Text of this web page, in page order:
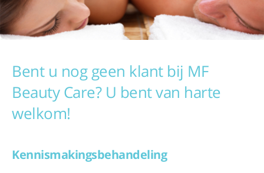
Bent u nog geen klant bij MF
Beauty Care? U bent van harte
welkom!
Kennismakingsbehandeling